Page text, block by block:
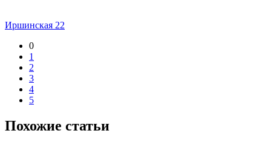
Иршинская 22
0
1
2
3
4
5
Похожие статьи